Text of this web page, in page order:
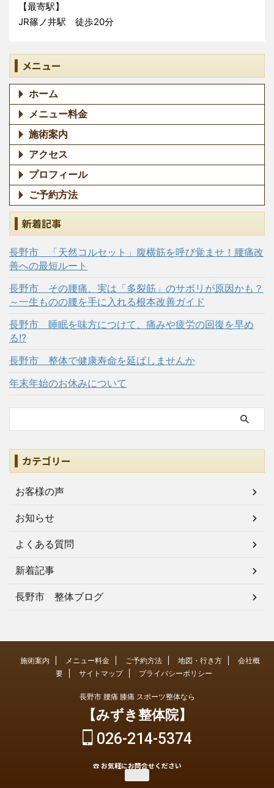
【最寄駅】
JR篠ノ井駅 徒歩20分
メニュー
ホーム
メニュー料金
施術案内
アクセス
プロフィール
ご予約方法
新着記事
長野市 「天然コルセット」腹横筋を呼び覚ませ！腰痛改
善への最短ルート
長野市 その腰痛、実は「多裂筋」のサボリが原因かも？
～一生ものの腰を手に入れる根本改善ガイド
長野市 睡眠を味方につけて、痛みや疲労の回復を早め
る!?
長野市 整体で健康寿命を延ばしませんか
年末年始のお休みについて
カテゴリー
お客様の声
お知らせ
よくある質問
新着記事
長野市 整体ブログ
施術案内 メニュー料金 ご予約方法 地図・行き方
会社概
要
サイトマップ プライバシーポリシー
長野市 腰痛 膝痛 スポーツ整体なら
【みずき整体院】
026-214-5374
☎ お気軽にお問合せください